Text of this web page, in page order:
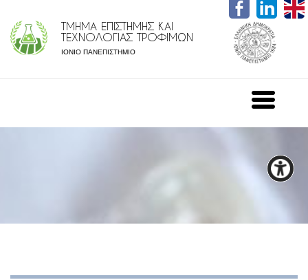
ΤΜΗΜΑ ΕΠΙΣΤΗΜΗΣ ΚΑΙ
ΤΕΧΝΟΛΟΓΙΑΣ ΤΡΟΦΙΜΩΝ
ΙΟΝΙΟ ΠΑΝΕΠΙΣΤΗΜΙΟ